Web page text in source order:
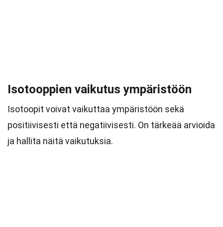
Isotooppien vaikutus ympäristöön
Isotoopit voivat vaikuttaa ympäristöön sekä
positiivisesti että negatiivisesti. On tärkeää arvioida
ja hallita näitä vaikutuksia.